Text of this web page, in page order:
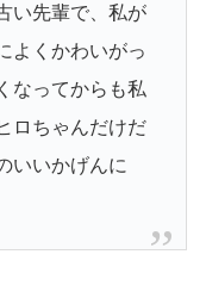
い先輩で、私が
よくかわいがっ
なってからも私
ロちゃんだけだ
いいかげんに